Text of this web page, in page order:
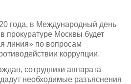
года, в Международный день
прокуратуре Москвы будет
линия» по вопросам
коррупции.
сотрудники аппарата
необходимые разъяснения